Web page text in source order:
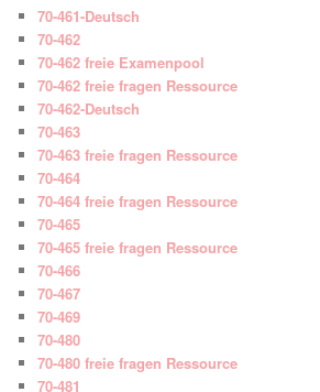
70-461-Deutsch
70-462
70-462 freie Examenpool
70-462 freie fragen Ressource
70-462-Deutsch
70-463
70-463 freie fragen Ressource
70-464
70-464 freie fragen Ressource
70-465
70-465 freie fragen Ressource
70-466
70-467
70-469
70-480
70-480 freie fragen Ressource
70-481